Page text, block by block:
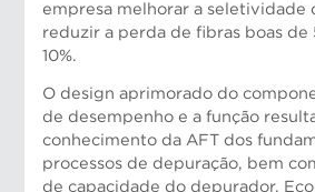
empresa melhorar a seletividade
reduzir a perda de fibras boas de
10%.
O design aprimorado do
de desempenho e a função
conhecimento da AFT dos
processos de depuração, bem
de capacidade do depurador.
Herman Handoko, Gerente Geral
Sudeste Asiático